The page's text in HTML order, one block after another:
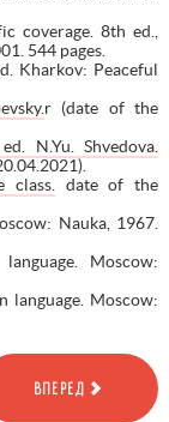
coverage. 8th ed.,
544 pages.
Kharkov: Peaceful
r (date of the
N.Yu. Shvedova.
class.
date of the
Nauka, 1967.
Moscow:
language. Moscow:
ВПЕРЕД